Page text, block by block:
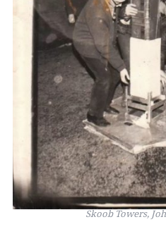
Skoob Towers,